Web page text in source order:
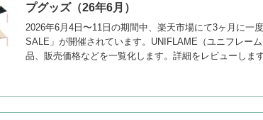
プグッズ（26年6月）
2026年6月4日〜11日の期間中、楽天市場にて3ヶ月に一
SALE」が開催されています。UNIFLAME（ユニフレー
品、販売価格などを一覧化します。詳細をレビューします